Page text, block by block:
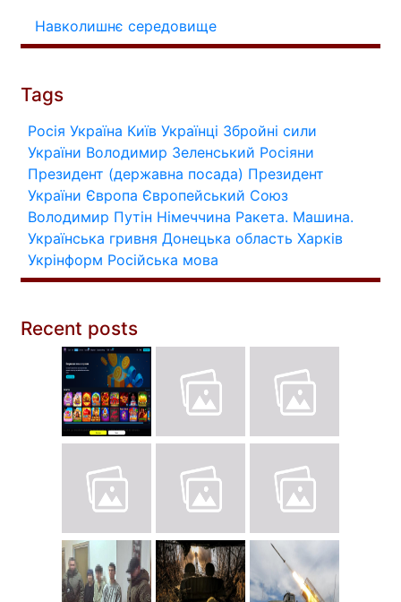
Навколишнє середовище
Tags
Росія Україна Київ Українці Збройні сили
України Володимир Зеленський Росіяни
Президент (державна посада) Президент
України Європа Європейський Союз
Володимир Путін Німеччина Ракета. Машина.
Українська гривня Донецька область Харків
Укрінформ Російська мова
Recent posts